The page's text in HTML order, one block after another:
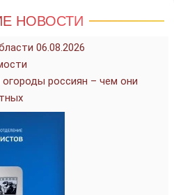
НОВОСТИ
06.08.2026
россиян – чем они